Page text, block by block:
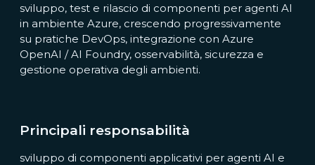
sviluppo, test e rilascio di componenti per agenti AI
in ambiente Azure, crescendo progressivamente
su pratiche DevOps, integrazione con Azure
OpenAI / AI Foundry, osservabilità, sicurezza e
gestione operativa degli ambienti.
Principali responsabilità
sviluppo di componenti applicativi per agenti AI e